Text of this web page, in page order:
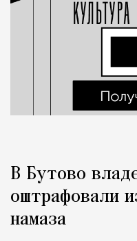
В Бутово
оштрафовали
намаза